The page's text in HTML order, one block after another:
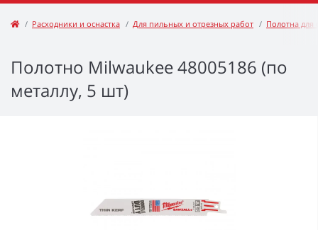
Расходники и оснастка Для пильных и отрезных работ Полотна для
Полотно Milwaukee 48005186 (по
металлу, 5 шт)